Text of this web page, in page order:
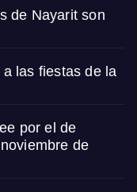
de Nayarit son
las fiestas de la
por el de
de